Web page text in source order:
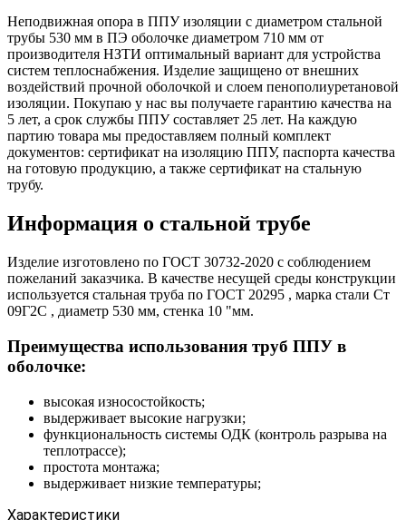
Неподвижная опора в ППУ изоляции с диаметром стальной
трубы 530 мм в ПЭ оболочке диаметром 710 мм от
производителя НЗТИ оптимальный вариант для устройства
систем теплоснабжения. Изделие защищено от внешних
воздействий прочной оболочкой и слоем пенополиуретановой
изоляции. Покупаю у нас вы получаете гарантию качества на
5 лет, а срок службы ППУ составляет 25 лет. На каждую
партию товара мы предоставляем полный комплект
документов: сертификат на изоляцию ППУ, паспорта качества
на готовую продукцию, а также сертификат на стальную
трубу.
Информация о стальной трубе
Изделие изготовлено по ГОСТ 30732-2020 с соблюдением
пожеланий заказчика. В качестве несущей среды конструкции
используется стальная труба по ГОСТ 20295 , марка стали Ст
09Г2С , диаметр 530 мм, стенка 10 "мм.
Преимущества использования труб ППУ в
оболочке:
высокая износостойкость;
выдерживает высокие нагрузки;
функциональность системы ОДК (контроль разрыва на
теплотрассе);
простота монтажа;
выдерживает низкие температуры;
Характеристики